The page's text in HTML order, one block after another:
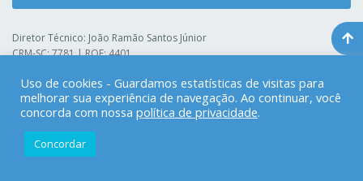
Diretor Técnico: João Ramão Santos Júnior
CRM-SC: 7781 | RQE: 4401
Hospital Pequeno Anjo© 2021. Todos os direitos reservados.
Uso de cookies - Guardamos estatísticas de visitas para
melhorar sua experiência de navegação. Ao continuar, você
concorda com nossa política de privacidade.
Concordar